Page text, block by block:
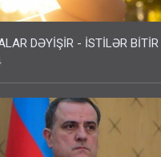
DƏYİŞİR - İSTİLƏR BİTİR